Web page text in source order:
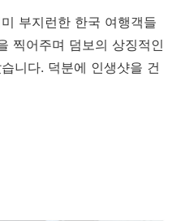
부지런한 한국 여행객들
찍어주며 덤보의 상징적인
니다. 덕분에 인생샷을 건